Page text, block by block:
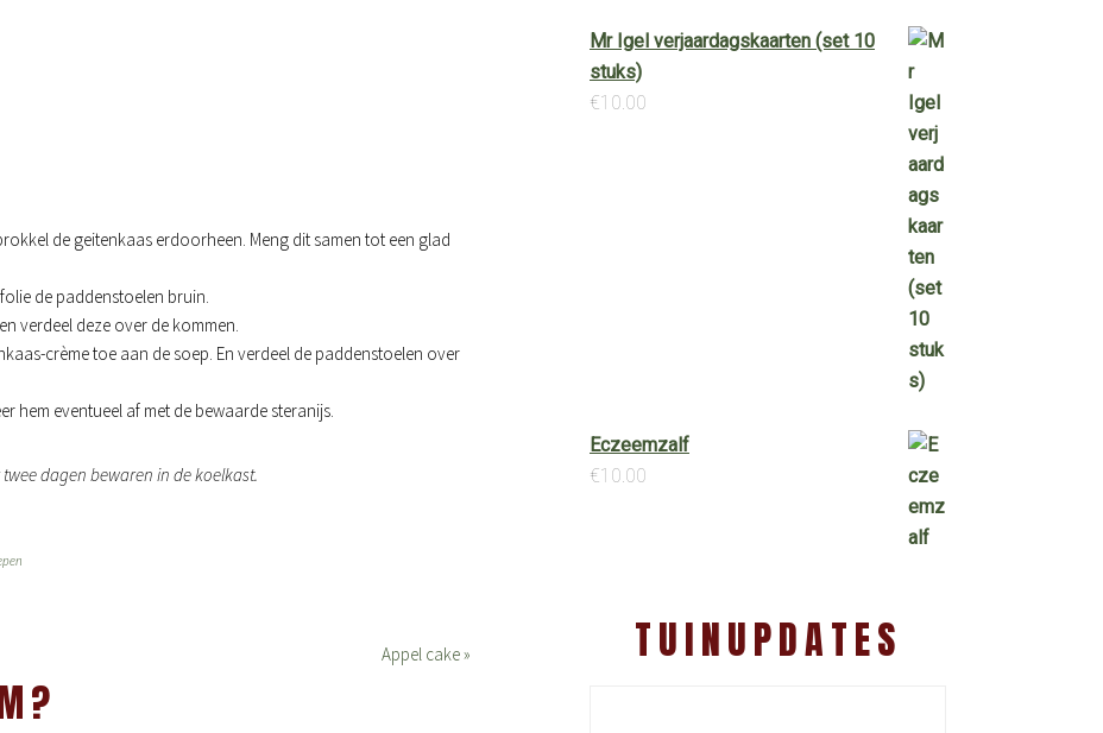
de geitenkaas erdoorheen. Meng dit samen tot een glad
de paddenstoelen bruin.
verdeel deze over de kommen.
crème toe aan de soep. En verdeel de paddenstoelen over
hem eventueel af met de bewaarde steranijs.
dagen bewaren in de koelkast.
Appel cake »
Mr Igel verjaardagskaarten (set 10
stuks)
€10.00
Eczeemzalf
€10.00
TUINUPDATES